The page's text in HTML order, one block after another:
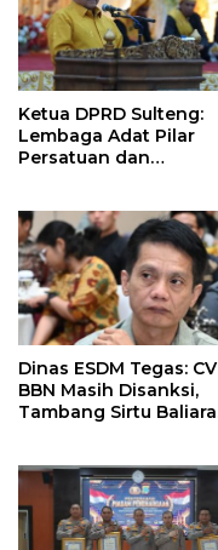
Ketua DPRD Sulteng:
Lembaga Adat Pilar
Persatuan dan
Dinas ESDM Tegas: CV
BBN Masih Disanksi,
Tambang Sirtu Baliara